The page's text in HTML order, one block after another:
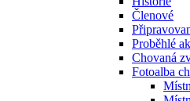
Členové
Proběhlé
Chovaná
Fotoalba